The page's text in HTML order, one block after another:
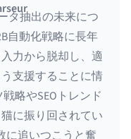
タ抽出の未来につ
自動化戦略に長年
力から脱却し、適
支援することに情
略やSEOトレンド
に振り回されてい
に追いつこうと奮